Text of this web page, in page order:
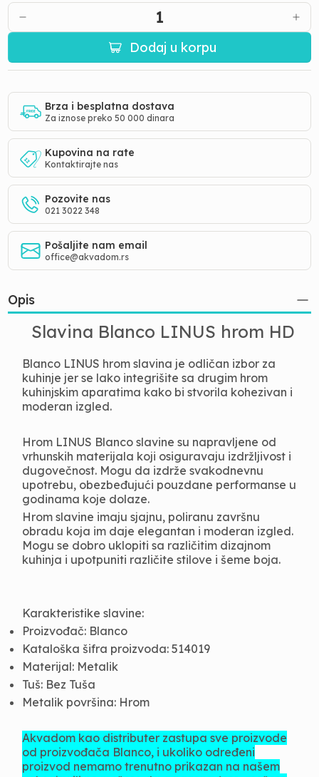
1
Dodaj u korpu
Brza i besplatna dostava
Za iznose preko 50 000 dinara
Kupovina na rate
Kontaktirajte nas
Pozovite nas
021 3022 348
Pošaljite nam email
office@akvadom.rs
Opis
Slavina Blanco LINUS hrom HD
Blanco LINUS hrom slavina je odličan izbor za
kuhinje jer se lako integrišite sa drugim hrom
kuhinjskim aparatima kako bi stvorila kohezivan i
moderan izgled.
Hrom LINUS Blanco slavine su napravljene od
vrhunskih materijala koji osiguravaju izdržljivost i
dugovečnost. Mogu da izdrže svakodnevnu
upotrebu, obezbeđujući pouzdane performanse u
godinama koje dolaze.
Hrom slavine imaju sjajnu, poliranu završnu
obradu koja im daje elegantan i moderan izgled.
Mogu se dobro uklopiti sa različitim dizajnom
kuhinja i upotpuniti različite stilove i šeme boja.
Karakteristike slavine:
Proizvođač: Blanco
Kataloška šifra proizvoda: 514019
Materijal: Metalik
Tuš: Bez Tuša
Metalik površina: Hrom
Akvadom kao distributer zastupa sve proizvode
od proizvođača Blanco, i ukoliko određeni
proizvod nemamo trenutno prikazan na našem